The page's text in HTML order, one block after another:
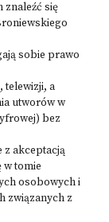
znaleźć się
sobie prawo
telewizji, a
utworów w
bez
z akceptacją
tomie
osobowych i
związanych z